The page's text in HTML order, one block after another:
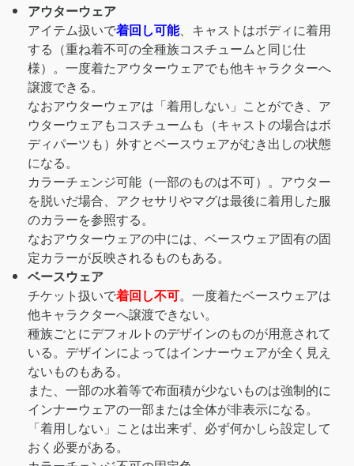
アウターウェア
アイテム扱いで着回し可能、キャストはボディに着用
する（重ね着不可の全種族コスチュームと同じ仕
様）。一度着たアウターウェアでも他キャラクターへ
譲渡できる。
なおアウターウェアは「着用しない」ことができ、ア
ウターウェアもコスチュームも（キャストの場合はボ
ディパーツも）外すとベースウェアがむき出しの状態
になる。
カラーチェンジ可能（一部のものは不可）。アウター
を脱いだ場合、アクセサリやマグは最後に着用した服
のカラーを参照する。
なおアウターウェアの中には、ベースウェア固有の固
定カラーが反映されるものもある。
ベースウェア
チケット扱いで着回し不可。一度着たベースウェアは
他キャラクターへ譲渡できない。
種族ごとにデフォルトのデザインのものが用意されて
いる。デザインによってはインナーウェアが全く見え
ないものもある。
また、一部の水着等で布面積が少ないものは強制的に
インナーウェアの一部または全体が非表示になる。
「着用しない」ことは出来ず、必ず何かしら設定して
おく必要がある。